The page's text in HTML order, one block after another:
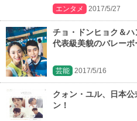
エンタメ 2017/5/27
チョ・ドンヒョク＆
代表級美貌のバレーボ
芸能 2017/5/16
クォン・ユル、日本
ン！